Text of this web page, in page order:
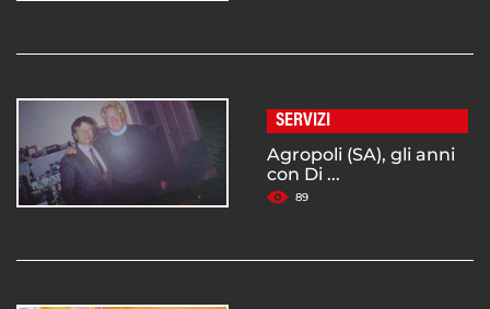
SERVIZI
Agropoli (SA), gli anni
con Di ...
89